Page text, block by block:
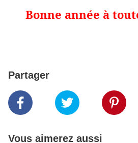
Bonne année à
Partager
Vous aimerez aussi